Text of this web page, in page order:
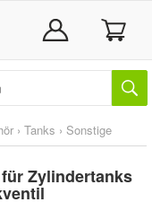
› Tanks › Sonstige
Zylindertanks